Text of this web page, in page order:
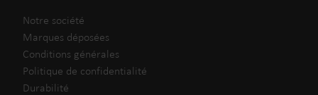
Notre société
Marques déposées
Conditions générales
Politique de confidentialité
Durabilité